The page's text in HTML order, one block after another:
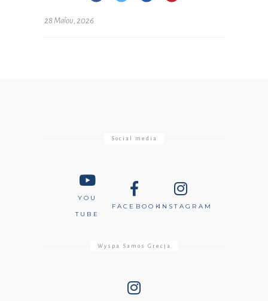
28 Μαΐου, 2026
Social media
YOU
TUBE
FACEBOOKINSTAGRAM
Wyspa Samos Grecja